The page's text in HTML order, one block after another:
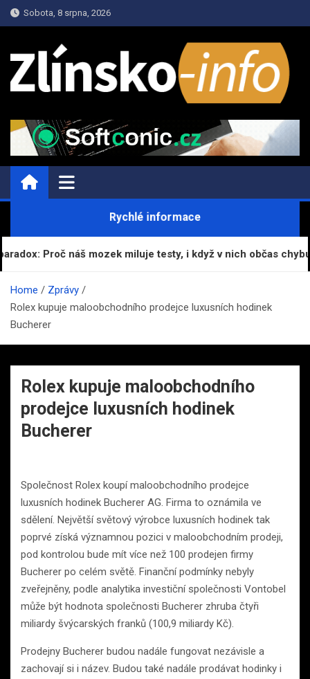
Skip
to
Sobota, 8 srpna, 2026
ZPRAVY.ZLINSKO-INFO.CZ
Informace a Zpravodajství
Rychlé informace
Proč náš mozek miluje testy, i když v nich občas
Home
Zprávy
Rolex kupuje maloobchodního prodejce luxusních hodinek
Bucherer
Rolex kupuje maloobchodního
prodejce luxusních hodinek
Bucherer
Společnost Rolex koupí maloobchodního prodejce
luxusních hodinek Bucherer AG. Firma to oznámila ve
sdělení. Největší světový výrobce luxusních hodinek tak
poprvé získá významnou pozici v maloobchodním prodeji,
pod kontrolou bude mít více než 100 prodejen firmy
Bucherer po celém světě. Finanční podmínky nebyly
zveřejněny, podle analytika investiční společnosti Vontobel
může být hodnota společnosti Bucherer zhruba čtyři
miliardy švýcarských franků (100,9 miliardy Kč).
Prodejny Bucherer budou nadále fungovat nezávisle a
zachovají si i název. Budou také nadále prodávat hodinky i